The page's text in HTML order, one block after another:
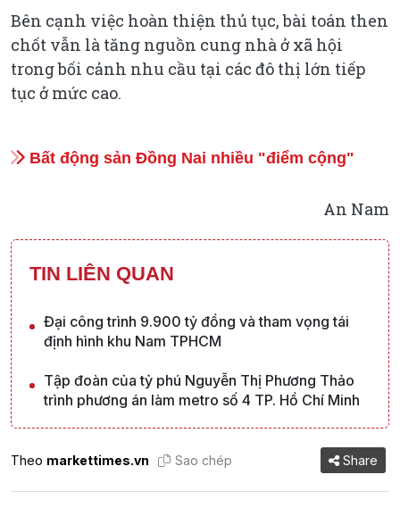
Bên cạnh việc hoàn thiện thủ tục, bài toán then
chốt vẫn là tăng nguồn cung nhà ở xã hội
trong bối cảnh nhu cầu tại các đô thị lớn tiếp
tục ở mức cao.
Bất động sản Đồng Nai nhiều "điểm cộng"
An Nam
TIN LIÊN QUAN
Đại công trình 9.900 tỷ đồng và tham vọng tái
định hình khu Nam TPHCM
Tập đoàn của tỷ phú Nguyễn Thị Phương Thảo
trình phương án làm metro số 4 TP. Hồ Chí Minh
Theo markettimes.vn Sao chép Share